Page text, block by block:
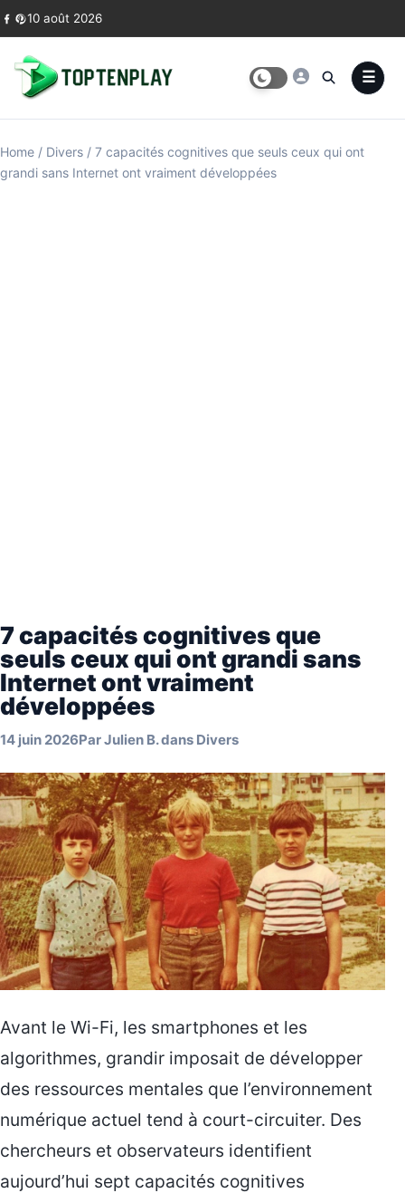
Skip to content
10 août 2026
Home / Divers / 7 capacités cognitives que seuls ceux qui ont
grandi sans Internet ont vraiment développées
7 capacités cognitives que
seuls ceux qui ont grandi sans
Internet ont vraiment
développées
14 juin 2026ParJulien B.dans Divers
Avant le Wi-Fi, les smartphones et les
algorithmes, grandir imposait de développer
des ressources mentales que l’environnement
numérique actuel tend à court-circuiter. Des
chercheurs et observateurs identifient
aujourd’hui sept capacités cognitives